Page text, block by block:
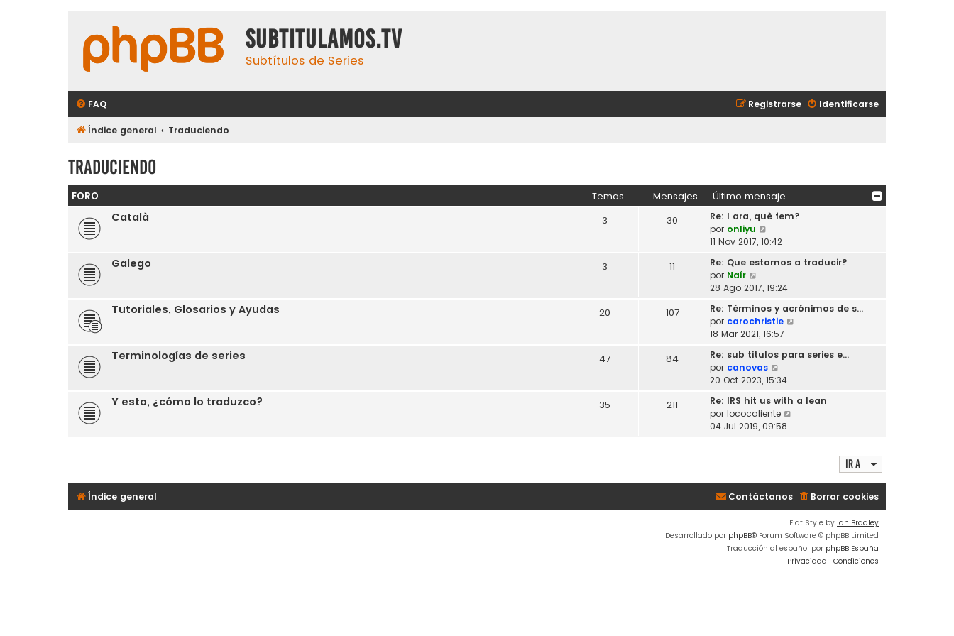
subtitulamos.tv
Subtítulos de Series
FAQ Identificarse
Registrarse
Índice general Traduciendo
Traduciendo
FORO Temas Mensajes Último mensaje
Català 3 30
Re: I ara, què fem?
por onliyu
e
ú
t
i
m
o
e
n
s
j
e
11 Nov 2017, 10:42
Galego 3 11
Re: Que estamos a traducir?
por Naír
e
ú
l
t
i
m
o
e
n
s
28 Ago 2017, 19:24
Tutoriales, Glosarios y Ayudas 20 107
Re: Términos y acrónimos de s…
por carochristie
ú
a
e
18 Mar 2021, 16:57
Terminologías de series 47 84
Re: sub titulos para series e…
por canovas
e
ú
l
t
m
e
n
a
j
20 Oct 2023, 15:34
Y esto, ¿cómo lo traduzco? 35 211
Re: IRS hit us with a lean
por lococaliente
m
m
e
n
s
04 Jul 2019, 09:58
Ir a
Índice general Borrar cookies
Contáctanos
Flat Style by Ian Bradley
Desarrollado por phpBB® Forum Software © phpBB Limited
Traducción al español por phpBB España
Privacidad | Condiciones